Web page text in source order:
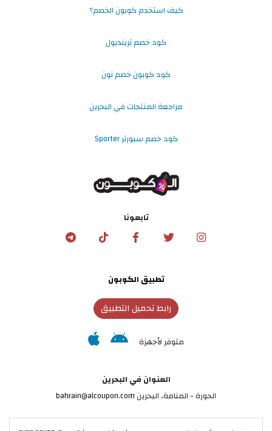
كيف استخدم كوبون الخصم؟
كود خصم ترينديول
كود كوبون خصم نون
مراجعة المنتجات في البحرين
كود خصم سبورتر Sporter
تابعونا
تطبيق الكوبون
رابط تحميل التطبيق
متوفر لأجهزة
العنوان في البحرين
الحورة - المنامة‎، البحرين bahrain@alcoupon.com